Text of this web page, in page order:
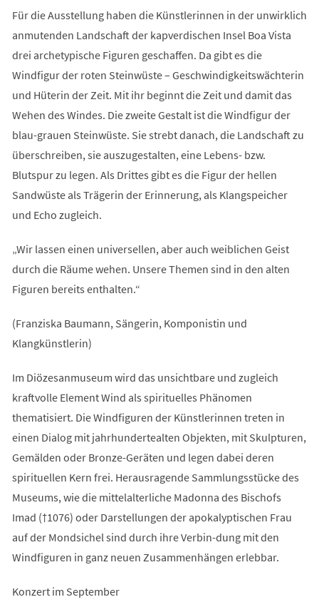
Für die Ausstellung haben die Künstlerinnen in der unwirklich
anmutenden Landschaft der kapverdischen Insel Boa Vista
drei archetypische Figuren geschaffen. Da gibt es die
Windfigur der roten Steinwüste – Geschwindigkeitswächterin
und Hüterin der Zeit. Mit ihr beginnt die Zeit und damit das
Wehen des Windes. Die zweite Gestalt ist die Windfigur der
blau-grauen Steinwüste. Sie strebt danach, die Landschaft zu
überschreiben, sie auszugestalten, eine Lebens- bzw.
Blutspur zu legen. Als Drittes gibt es die Figur der hellen
Sandwüste als Trägerin der Erinnerung, als Klangspeicher
und Echo zugleich.
„Wir lassen einen universellen, aber auch weiblichen Geist
durch die Räume wehen. Unsere Themen sind in den alten
Figuren bereits enthalten.“
(Franziska Baumann, Sängerin, Komponistin und
Klangkünstlerin)
Im Diözesanmuseum wird das unsichtbare und zugleich
kraftvolle Element Wind als spirituelles Phänomen
thematisiert. Die Windfiguren der Künstlerinnen treten in
einen Dialog mit jahrhundertealten Objekten, mit Skulpturen,
Gemälden oder Bronze-Geräten und legen dabei deren
spirituellen Kern frei. Herausragende Sammlungsstücke des
Museums, wie die mittelalterliche Madonna des Bischofs
Imad (†1076) oder Darstellungen der apokalyptischen Frau
auf der Mondsichel sind durch ihre Verbin-dung mit den
Windfiguren in ganz neuen Zusammenhängen erlebbar.
Konzert im September